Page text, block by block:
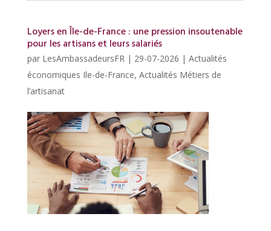
Loyers en Île-de-France : une pression insoutenable
pour les artisans et leurs salariés
par LesAmbassadeursFR| 29-07-2026 | Actualités
économiques Ile-de-France, Actualités Métiers de
l’artisanat